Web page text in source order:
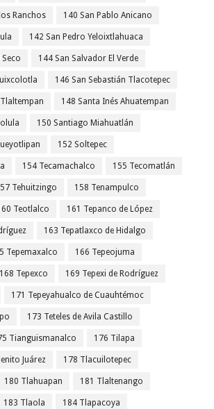
Ranchos 140 San Pablo Anicano
142 San Pedro Yeloixtlahuaca
144 San Salvador El Verde
146 San Sebastián Tlacotepec
148 Santa Inés Ahuatempan
150 Santiago Miahuatlán
152 Soltepec
154 Tecamachalco 155 Tecomatlán
Tehuitzingo 158 Tenampulco
Teotlalco 161 Tepanco de López
163 Tepatlaxco de Hidalgo
Tepemaxalco 166 Tepeojuma
168 Tepexco 169 Tepexi de Rodríguez
171 Tepeyahualco de Cuauhtémoc
173 Teteles de Avila Castillo
Tianguismanalco 176 Tilapa
Juárez 178 Tlacuilotepec
180 Tlahuapan 181 Tlaltenango
183 Tlaola 184 Tlapacoya